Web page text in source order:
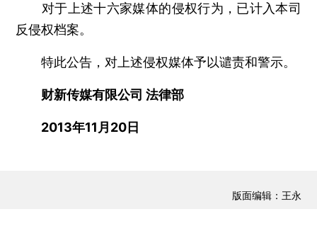
对于上述十六家媒体的侵权行为，已计入本司
反侵权档案。
特此公告，对上述侵权媒体予以谴责和警示。
财新传媒有限公司 法律部
2013年11月20日
版面编辑：王永